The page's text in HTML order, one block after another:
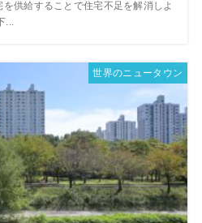
供給することで住宅不足を解消しよ
世界のニュータウン